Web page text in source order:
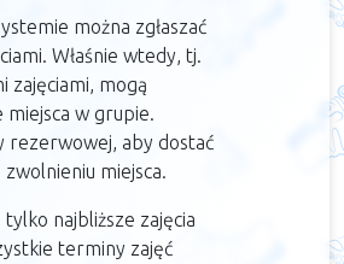
można zgłaszać
Właśnie wtedy, tj.
zajęciami, mogą
miejsca w grupie.
rezerwowej, aby dostać
miejsca.
najbliższe zajęcia
terminy zajęć